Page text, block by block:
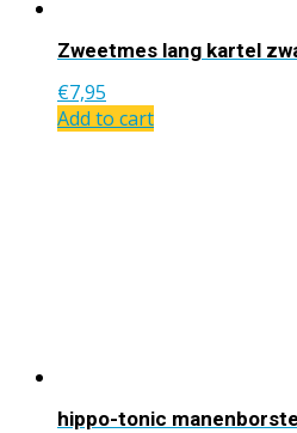
Zweetmes lang kartel
€7,95
Add to cart
hippo-tonic